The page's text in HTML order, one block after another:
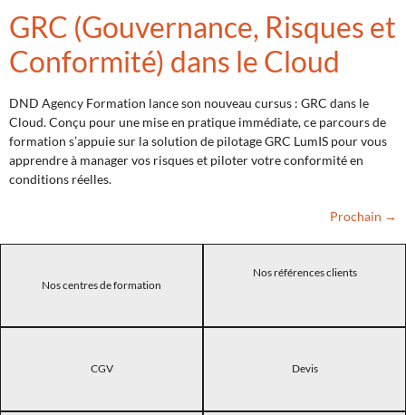
GRC (Gouvernance, Risques et
Conformité) dans le Cloud
DND Agency Formation lance son nouveau cursus : GRC dans le
Cloud. Conçu pour une mise en pratique immédiate, ce parcours de
formation s’appuie sur la solution de pilotage GRC LumIS pour vous
apprendre à manager vos risques et piloter votre conformité en
conditions réelles.
Prochain →
Nos centres de formation
Nos références clients
CGV Devis